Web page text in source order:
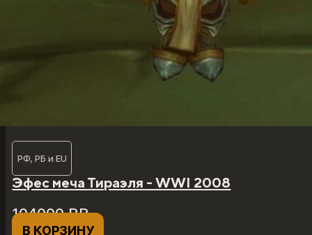
РФ, РБ и EU
Эфес меча Тираэля - WWI 2008
104000₽₽
В КОРЗИНУ